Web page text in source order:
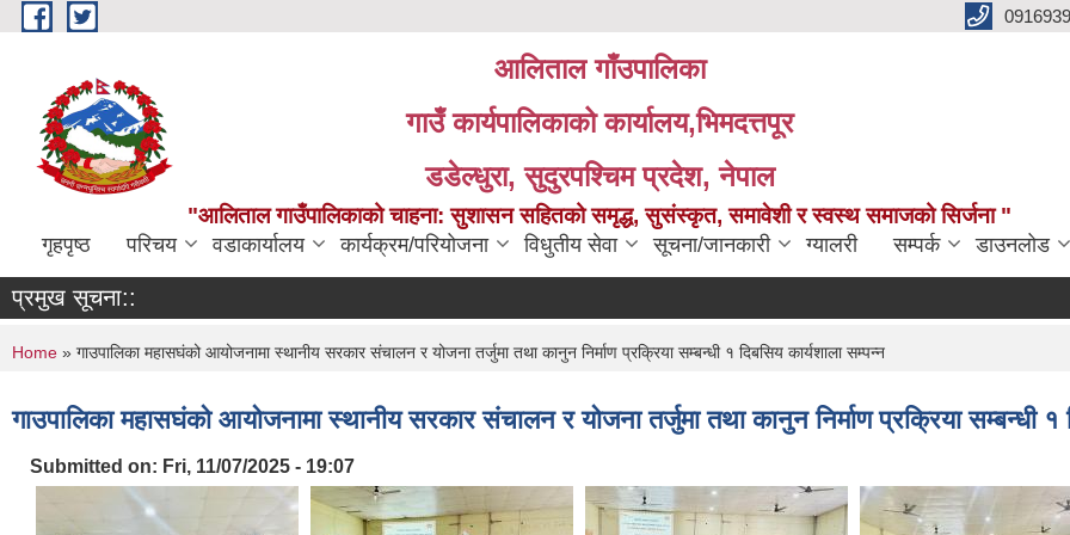
Skip to main content
आलिताल गाँउपालिका
गाउँ कार्यपालिकाको कार्यालय,भिमदत्तपूर
डडेल्धुरा, सुदुरपश्चिम प्रदेश, नेपाल
"आलिताल गाउँपालिकाको चाहना: सुशासन सहितको समृद्ध, सुसंस्कृत, समावेशी र स्वस्थ समाजको सिर्जना "
गृहपृष्ठ परिचय वडाकार्यालय कार्यक्रम/परियोजना विधुतीय सेवा सूचना/जानकारी ग्यालरी सम्पर्क डाउनलोड
प्रमुख सूचना::
You are here
Home » गाउपालिका महासघंको आयोजनामा स्थानीय सरकार संचालन र योजना तर्जुमा तथा कानुन निर्माण प्रक्रिया सम्बन्धी १ दिबसिय कार्यशाला सम्पन्न
गाउपालिका महासघंको आयोजनामा स्थानीय सरकार संचालन र योजना तर्जुमा तथा कानुन निर्माण प्रक्रिया सम्बन्धी १
Submitted on: Fri, 11/07/2025 - 19:07